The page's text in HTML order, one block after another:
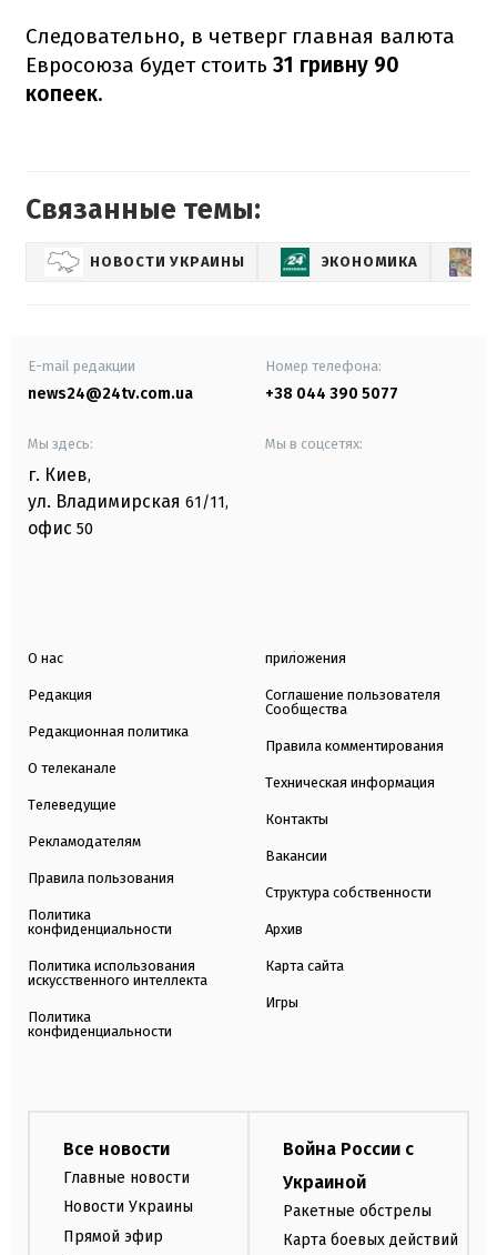
Следовательно, в четверг главная валюта
Евросоюза будет стоить 31 гривну 90
копеек.
Связанные темы:
НОВОСТИ УКРАИНЫ ЭКОНОМИКА
E-mail редакции
news24@24tv.com.ua
Номер телефона:
+38 044 390 5077
Мы здесь:
г. Киев,
ул. Владимирская 61/11,
офис 50
Мы в соцсетях:
О нас
Редакция
Редакционная политика
О телеканале
Телеведущие
Рекламодателям
Правила пользования
Политика
конфиденциальности
Политика использования
искусственного интеллекта
Политика
конфиденциальности
приложения
Соглашение пользователя
Сообщества
Правила комментирования
Техническая информация
Контакты
Вакансии
Структура собственности
Архив
Карта сайта
Игры
Все новости
Главные новости
Новости Украины
Прямой эфир
Война России с
Украиной
Ракетные обстрелы
Карта боевых действий